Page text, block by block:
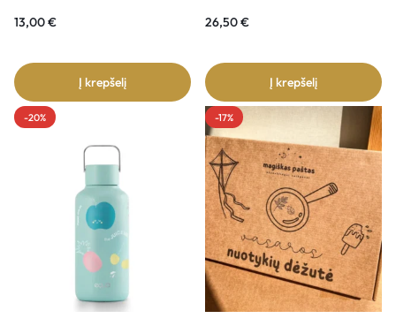
13,00€
Į krepšelį
26,50€
Į krepšelį
-20% -17%